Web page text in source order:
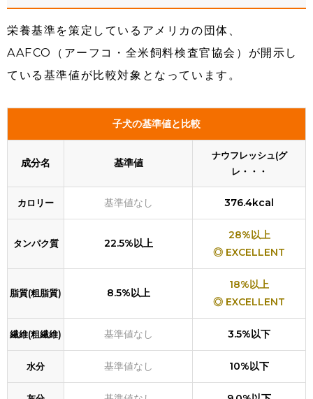
栄養基準を策定しているアメリカの団体、
AAFCO（アーフコ・全米飼料検査官協会）が開示し
ている基準値が比較対象となっています。
子犬の基準値と比較
成分名 基準値
ナウフレッシュ(グ
レ・・・
カロリー 基準値なし 376.4kcal
タンパク質 22.5%以上
28%以上
◎ EXCELLENT
脂質(粗脂質) 8.5%以上
18%以上
◎ EXCELLENT
繊維(粗繊維) 基準値なし 3.5%以下
水分 基準値なし 10%以下